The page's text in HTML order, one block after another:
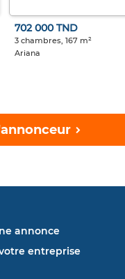
702 000 TND
3 chambres, 167 m²
Ariana
annonce
entreprise